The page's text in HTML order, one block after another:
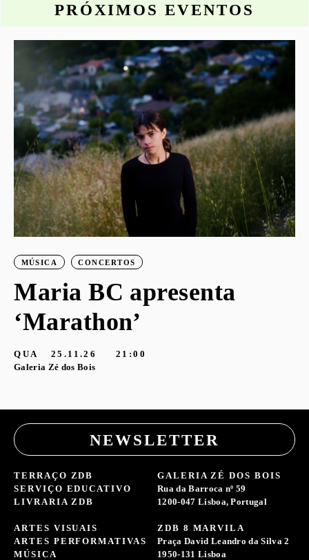
PRÓXIMOS EVENTOS
MÚSICA CONCERTOS
Maria BC apresenta
‘Marathon’
QUA 25.11.26
21:00
Galeria Zé dos Bois
NEWSLETTER
TERRAÇO ZDB
SERVIÇO EDUCATIVO
LIVRARIA ZDB
ARTES VISUAIS
ARTES PERFORMATIVAS
MÚSICA
GALERIA ZÉ DOS BOIS
Rua da Barroca nº 59
1200-047 Lisboa, Portugal
ZDB 8 MARVILA
Praça David Leandro da Silva 2
1950-131 Lisboa